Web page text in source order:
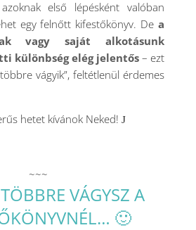
első lépésként valóban
egy felnőtt kifestőkönyv. Dea
vagy saját alkotásunk
különbség elég jelentős – ezt
vágyik”, feltétlenül érdemes
hetet kívánok Neked! J
~~~
VÁGYSZ A
🙂